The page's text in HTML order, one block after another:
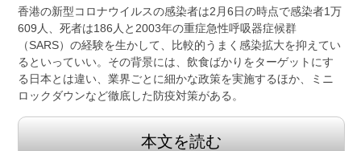
香港の新型コロナウイルスの感染者は2月6日の時点で感染者1万
609人、死者は186人と2003年の重症急性呼吸器症候群
（SARS）の経験を生かして、比較的うまく感染拡大を抑えてい
るといっていい。その背景には、飲食ばかりをターゲットにす
る日本とは違い、業界ごとに細かな政策を実施するほか、ミニ
ロックダウンなど徹底した防疫対策がある。
本文を読む